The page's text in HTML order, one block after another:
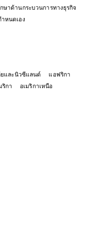
ษาด้านกระบวนการทางธุรกิจ
หนดเอง
ยและนิวซีแลนด์
แอฟริกา
ริกา อเมริกาเหนือ